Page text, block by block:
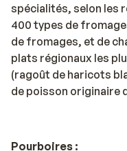
spécialités, selon les
400 types de
de fromages, et de
plats régionaux les
(ragoût de haricots
de poisson originaire
Pourboires :